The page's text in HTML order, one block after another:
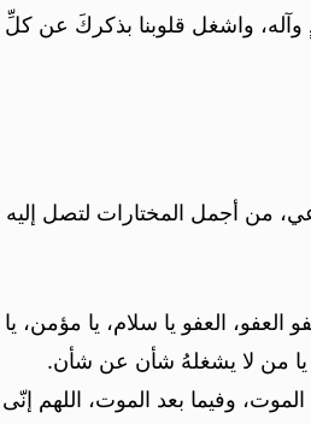
واشغل قلوبنا بذكركَ عن كلِّ
من أجمل المختارات لتصل إليه
العفو يا سلام، يا مؤمن، يا
يا من لا يشغلهُ شأن عن شأن.
وفيما بعد الموت، اللهم